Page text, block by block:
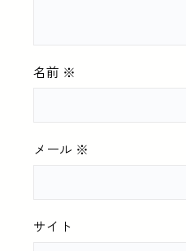
名前 ※
メール ※
サイト